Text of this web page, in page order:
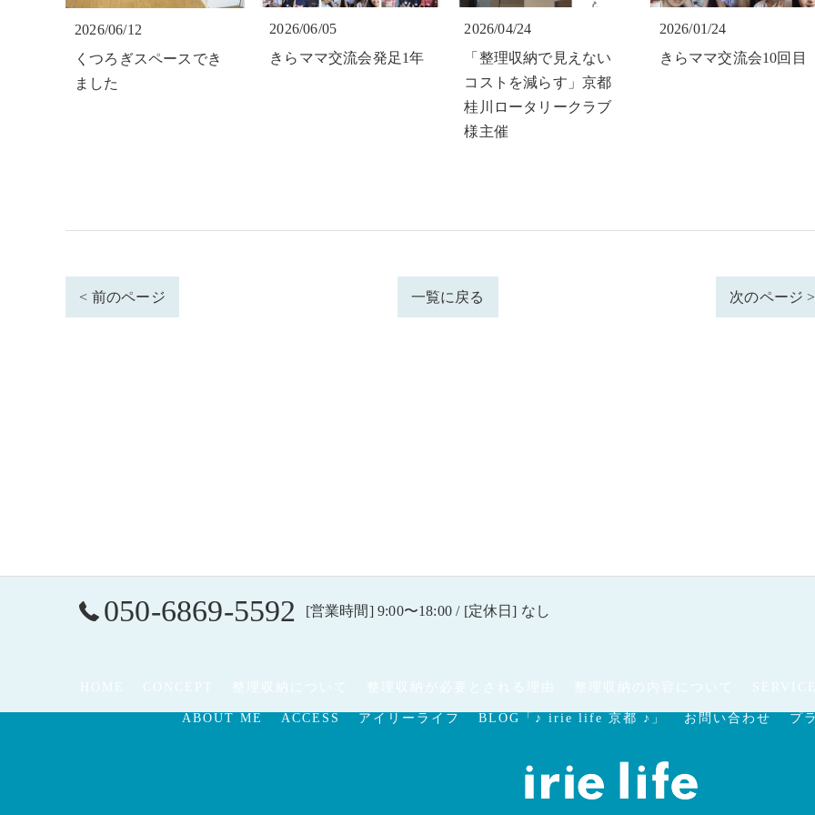
2026/06/12
くつろぎスペースでき
ました
2026/06/05
きらママ交流会発足1年
2026/04/24
「整理収納で見えない
コストを減らす」京都
桂川ロータリークラブ
様主催
2026/01/24
きらママ交流会10回目
< 前のページ 一覧に戻る 次のページ >
050-6869-5592 [営業時間] 9:00〜18:00 / [定休日] なし
HOME CONCEPT 整理収納について 整理収納が必要とされる理由 整理収納の内容について
ABOUT ME ACCESS アイリーライフ BLOG「♪ irie life 京都 ♪」 お問い合わせ プ